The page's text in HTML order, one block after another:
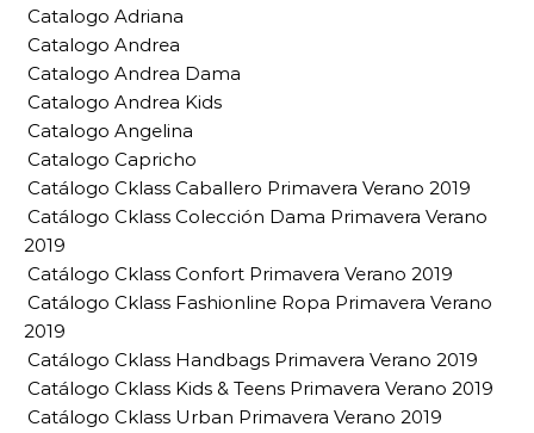
Catalogo Adriana
Catalogo Andrea
Catalogo Andrea Dama
Catalogo Andrea Kids
Catalogo Angelina
Catalogo Capricho
Catálogo Cklass Caballero Primavera Verano 2019
Catálogo Cklass Colección Dama Primavera Verano
2019
Catálogo Cklass Confort Primavera Verano 2019
Catálogo Cklass Fashionline Ropa Primavera Verano
2019
Catálogo Cklass Handbags Primavera Verano 2019
Catálogo Cklass Kids & Teens Primavera Verano 2019
Catálogo Cklass Urban Primavera Verano 2019